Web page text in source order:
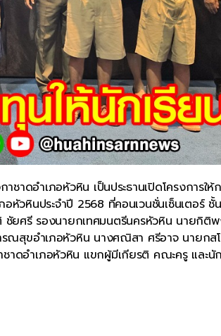
ดอำเภอหัวหิน เป็นประธานเปิดโครงการให้ก
หัวหินประจำปี 2568 ที่คอนเวนชั่นเซ็นเตอร์
ยศรี รองนายกเทศมนตรีนครหัวหิน นายกิติ
ณสุขอำเภอหัวหิน นางศณิสา ศรีอาจ นายกสโ
อำเภอหัวหิน แขกผู้มีเกียรติ คณะครู และนัก